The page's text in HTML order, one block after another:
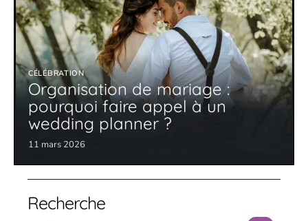
CÉLÉBRATION
Organisation de mariage :
pourquoi faire appel à un
wedding planner ?
11 mars 2026
Recherche